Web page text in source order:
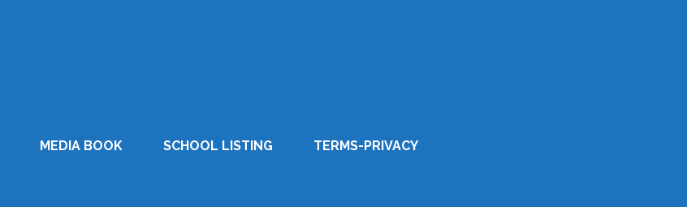
MEDIA BOOK SCHOOL LISTING TERMS-PRIVACY